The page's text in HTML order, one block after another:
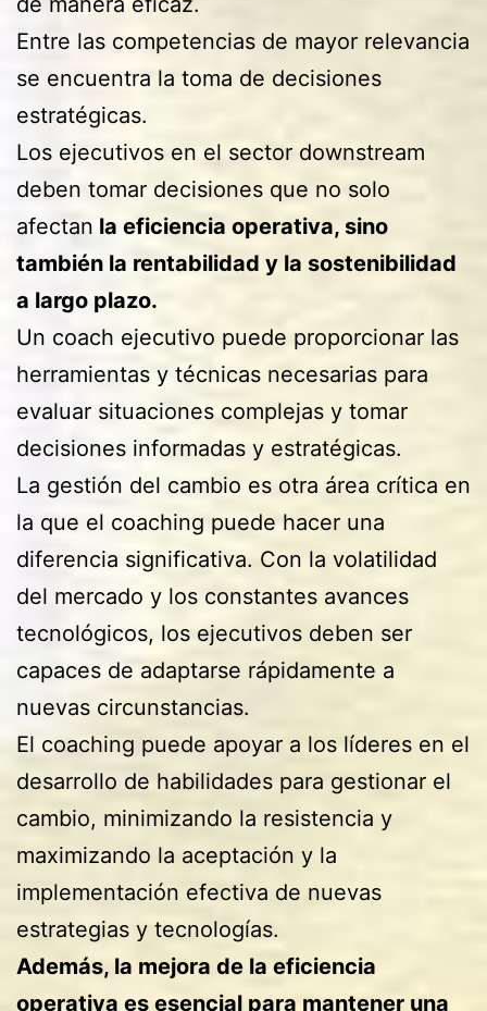
Entre las competencias de mayor relevancia
se encuentra la toma de decisiones
estratégicas.
Los ejecutivos en el sector downstream
deben tomar decisiones que no solo
afectan la eficiencia operativa, sino
también la rentabilidad y la sostenibilidad
a largo plazo.
Un coach ejecutivo puede proporcionar las
herramientas y técnicas necesarias para
evaluar situaciones complejas y tomar
decisiones informadas y estratégicas.
La gestión del cambio es otra área crítica en
la que el coaching puede hacer una
diferencia significativa. Con la volatilidad
del mercado y los constantes avances
tecnológicos, los ejecutivos deben ser
capaces de adaptarse rápidamente a
nuevas circunstancias.
El coaching puede apoyar a los líderes en el
desarrollo de habilidades para gestionar el
cambio, minimizando la resistencia y
maximizando la aceptación y la
implementación efectiva de nuevas
estrategias y tecnologías.
Además, la mejora de la eficiencia
operativa es esencial para mantener una